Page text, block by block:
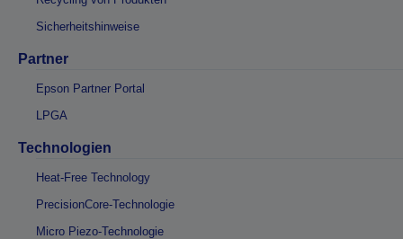
Sicherheitshinweise
Partner
Epson Partner Portal
LPGA
Technologien
Heat-Free Technology
PrecisionCore-Technologie
Micro Piezo-Technologie